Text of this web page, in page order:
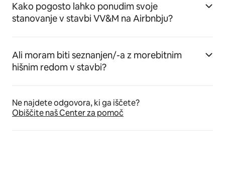
Kako pogosto lahko ponudim svoje
stanovanje v stavbi VV&M na Airbnbju?
Ali moram biti seznanjen/-a z morebitnim
hišnim redom v stavbi?
Ne najdete odgovora, ki ga iščete?
Obiščite naš Center za pomoč